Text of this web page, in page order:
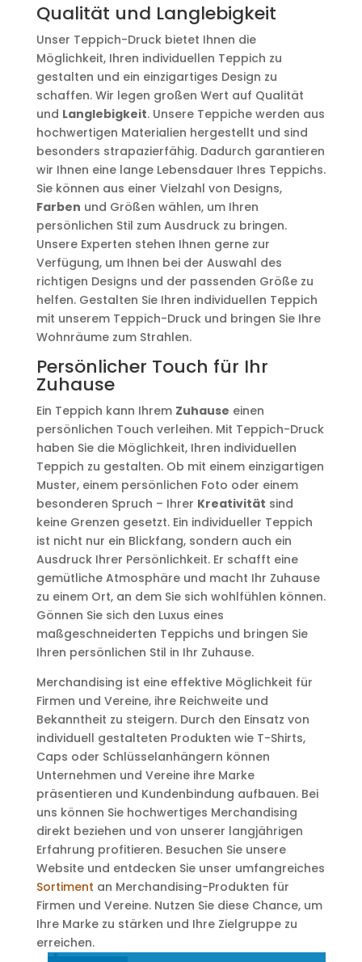
Qualität und Langlebigkeit
Unser Teppich-Druck bietet Ihnen die
Möglichkeit, Ihren individuellen Teppich zu
gestalten und ein einzigartiges Design zu
schaffen. Wir legen großen Wert auf Qualität
und Langlebigkeit. Unsere Teppiche werden aus
hochwertigen Materialien hergestellt und sind
besonders strapazierfähig. Dadurch garantieren
wir Ihnen eine lange Lebensdauer Ihres Teppichs.
Sie können aus einer Vielzahl von Designs,
Farben und Größen wählen, um Ihren
persönlichen Stil zum Ausdruck zu bringen.
Unsere Experten stehen Ihnen gerne zur
Verfügung, um Ihnen bei der Auswahl des
richtigen Designs und der passenden Größe zu
helfen. Gestalten Sie Ihren individuellen Teppich
mit unserem Teppich-Druck und bringen Sie Ihre
Wohnräume zum Strahlen.
Persönlicher Touch für Ihr
Zuhause
Ein Teppich kann Ihrem Zuhause einen
persönlichen Touch verleihen. Mit Teppich-Druck
haben Sie die Möglichkeit, Ihren individuellen
Teppich zu gestalten. Ob mit einem einzigartigen
Muster, einem persönlichen Foto oder einem
besonderen Spruch – Ihrer Kreativität sind
keine Grenzen gesetzt. Ein individueller Teppich
ist nicht nur ein Blickfang, sondern auch ein
Ausdruck Ihrer Persönlichkeit. Er schafft eine
gemütliche Atmosphäre und macht Ihr Zuhause
zu einem Ort, an dem Sie sich wohlfühlen können.
Gönnen Sie sich den Luxus eines
maßgeschneiderten Teppichs und bringen Sie
Ihren persönlichen Stil in Ihr Zuhause.
Merchandising ist eine effektive Möglichkeit für
Firmen und Vereine, ihre Reichweite und
Bekanntheit zu steigern. Durch den Einsatz von
individuell gestalteten Produkten wie T-Shirts,
Caps oder Schlüsselanhängern können
Unternehmen und Vereine ihre Marke
präsentieren und Kundenbindung aufbauen. Bei
uns können Sie hochwertiges Merchandising
direkt beziehen und von unserer langjährigen
Erfahrung profitieren. Besuchen Sie unsere
Website und entdecken Sie unser umfangreiches
Sortiment an Merchandising-Produkten für
Firmen und Vereine. Nutzen Sie diese Chance, um
Ihre Marke zu stärken und Ihre Zielgruppe zu
erreichen.